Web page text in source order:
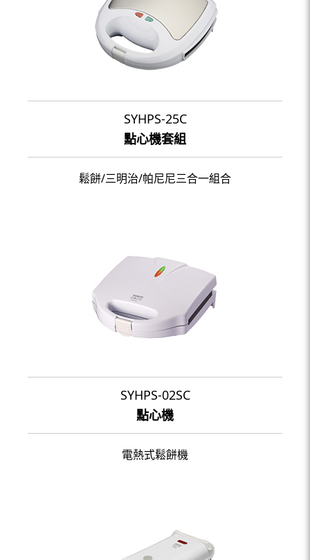
SYHPS-25C
點心機套組
鬆餅/三明治/帕尼尼三合一組合
SYHPS-02SC
點心機
電熱式鬆餅機